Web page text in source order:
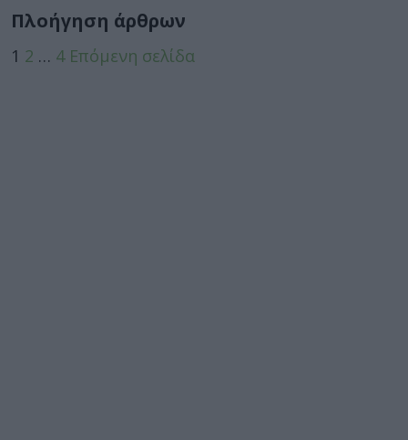
Πλοήγηση άρθρων
1 2 … 4 Επόμενη σελίδα